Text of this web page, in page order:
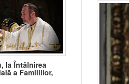
la Întâlnirea
a Familiilor,